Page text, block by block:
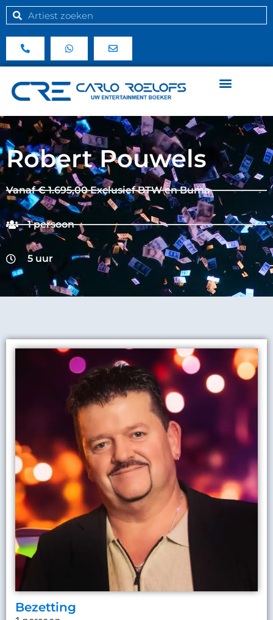
Robert Pouwels
Vanaf € 1.695,00 Exclusief BTW en Buma
1 persoon
5 uur
Bezetting